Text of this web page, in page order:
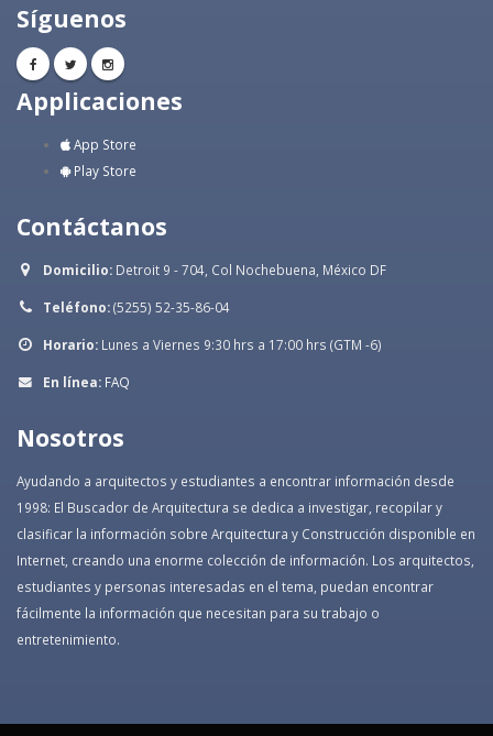
Síguenos
Applicaciones
App Store
Play Store
Contáctanos
Domicilio: Detroit 9 - 704, Col Nochebuena, México DF
Teléfono:(5255) 52-35-86-04
Horario: Lunes a Viernes 9:30 hrs a 17:00 hrs (GTM -6)
En línea: FAQ
Nosotros
Ayudando a arquitectos y estudiantes a encontrar información desde
1998: El Buscador de Arquitectura se dedica a investigar, recopilar y
clasificar la información sobre Arquitectura y Construcción disponible en
Internet, creando una enorme colección de información. Los arquitectos,
estudiantes y personas interesadas en el tema, puedan encontrar
fácilmente la información que necesitan para su trabajo o
entretenimiento.